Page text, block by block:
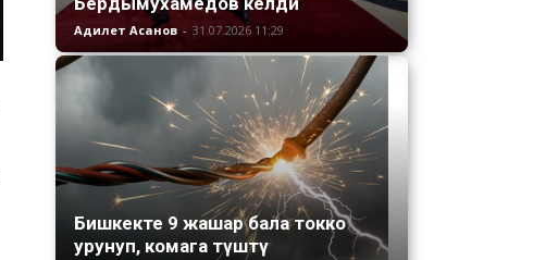
Адилет Асанов - 31.07.2026 11:29
Бишкекте 9 жашар бала токко
урунуп, комага түштү